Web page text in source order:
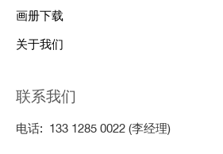
画册下载
关于我们
联系我们
电话: 133 1285 0022 (李经理)